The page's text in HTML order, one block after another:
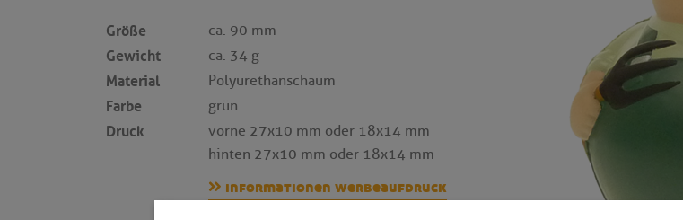
Größe ca. 90 mm
Gewicht ca. 34 g
Material Polyurethanschaum
Farbe grün
Druck
vorne 27x10 mm oder 18x14 mm
hinten 27x10 mm oder 18x14 mm
informationen werbeaufdruck